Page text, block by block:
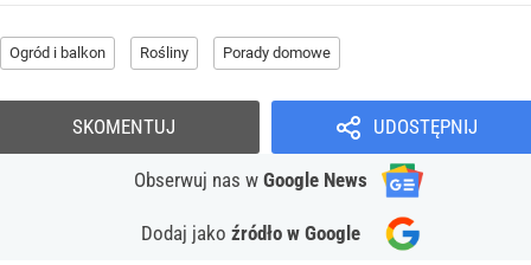
Ogród i balkon Rośliny Porady domowe
UDOSTĘPNIJ
Obserwuj nas w Google News
Dodaj jako źródło w Google
SKOMENTUJ